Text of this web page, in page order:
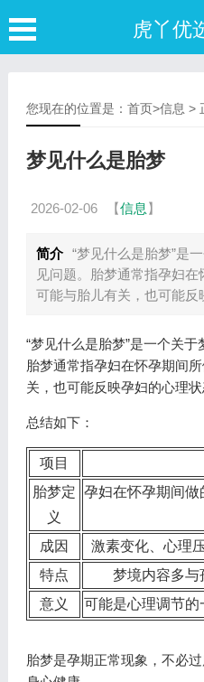
虎丫优
您现在的位置是： 首页>信息 >
梦见什么是胎梦
2026-02-06 【信息 】
简介 “梦见什么是胎梦”是
见问题。胎梦通常指孕妇
可能与胎儿有关，也可能反
“梦见什么是胎梦”是一个关于
胎梦通常指孕妇在怀孕期间
关，也可能反映孕妇的心理状
总结如下：
项目
胎梦定
义
孕妇在怀孕期间做
成因
激素变化、心理
特点
梦境内容多与
意义
可能是心理调节
胎梦是孕期正常现象，不必